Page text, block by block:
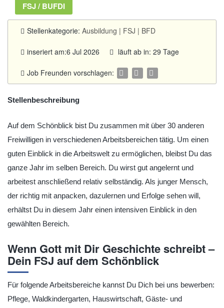
FSJ / BUFDI
Stellenkategorie: Ausbildung | FSJ | BFD
inseriert am:6 Jul 2026 läuft ab in: 29 Tage
Job Freunden vorschlagen:
Stellenbeschreibung
Auf dem Schönblick bist Du zusammen mit über 30 anderen
Freiwilligen in verschiedenen Arbeitsbereichen tätig. Um einen
guten Einblick in die Arbeitswelt zu ermöglichen, bleibst Du das
ganze Jahr im selben Bereich. Du wirst gut angelernt und
arbeitest anschließend relativ selbständig. Als junger Mensch,
der richtig mit anpacken, dazulernen und Erfolge sehen will,
erhältst Du in diesem Jahr einen intensiven Einblick in den
gewählten Bereich.
Wenn Gott mit Dir Geschichte schreibt –
Dein FSJ auf dem Schönblick
Für folgende Arbeitsbereiche kannst Du Dich bei uns bewerben:
Pflege, Waldkindergarten, Hauswirtschaft, Gäste- und